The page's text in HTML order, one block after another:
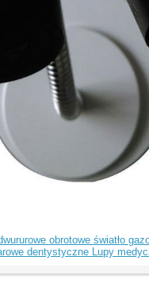
obrotowe światło
dentystyczne Lupy